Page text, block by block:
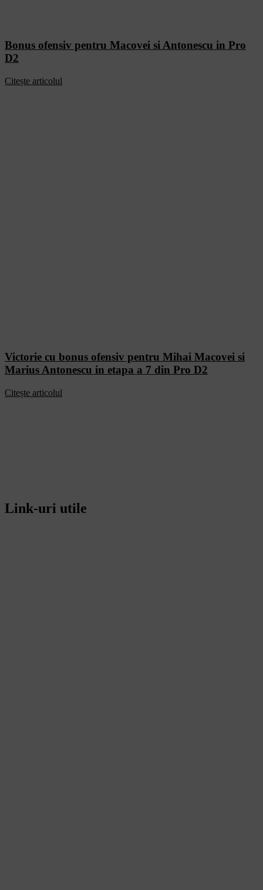
Bonus ofensiv pentru Macovei si Antonescu in Pro
D2
Citește articolul
Victorie cu bonus ofensiv pentru Mihai Macovei si
Marius Antonescu in etapa a 7 din Pro D2
Citește articolul
Link-uri utile